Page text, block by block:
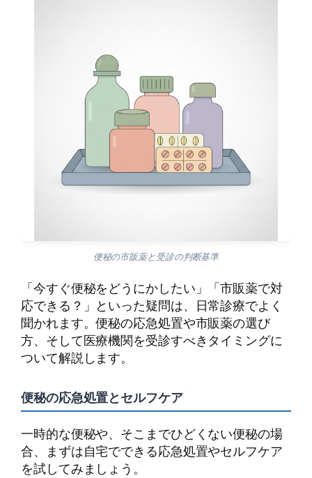
便秘の市販薬と受診の判断基準
「今すぐ便秘をどうにかしたい」「市販薬で対
応できる？」といった疑問は、日常診療でよく
聞かれます。便秘の応急処置や市販薬の選び
方、そして医療機関を受診すべきタイミングに
ついて解説します。
便秘の応急処置とセルフケア
一時的な便秘や、そこまでひどくない便秘の場
合、まずは自宅でできる応急処置やセルフケア
を試してみましょう。